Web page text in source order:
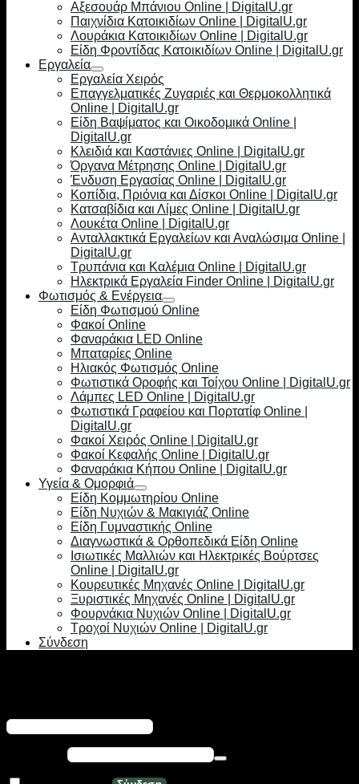
Αξεσουάρ Μπάνιου Online | DigitalU.gr
Παιχνίδια Κατοικιδίων Online | DigitalU.gr
Λουράκια Κατοικιδίων Online | DigitalU.gr
Είδη Φροντίδας Κατοικιδίων Online | DigitalU.gr
Εργαλεία
Εργαλεία Χειρός
Επαγγελματικές Ζυγαριές και Θερμοκολλητικά
Online | DigitalU.gr
Είδη Βαψίματος και Οικοδομικά Online |
DigitalU.gr
Κλειδιά και Καστάνιες Online | DigitalU.gr
Όργανα Μέτρησης Online | DigitalU.gr
Ένδυση Εργασίας Online | DigitalU.gr
Κοπίδια, Πριόνια και Δίσκοι Online | DigitalU.gr
Κατσαβίδια και Λίμες Online | DigitalU.gr
Λουκέτα Online | DigitalU.gr
Ανταλλακτικά Εργαλείων και Αναλώσιμα Online |
DigitalU.gr
Τρυπάνια και Καλέμια Online | DigitalU.gr
Ηλεκτρικά Εργαλεία Finder Online | DigitalU.gr
Φωτισμός & Ενέργεια
Είδη Φωτισμού Online
Φακοί Online
Φαναράκια LED Online
Μπαταρίες Online
Ηλιακός Φωτισμός Online
Φωτιστικά Οροφής και Τοίχου Online | DigitalU.gr
Λάμπες LED Online | DigitalU.gr
Φωτιστικά Γραφείου και Πορτατίφ Online |
DigitalU.gr
Φακοί Χειρός Online | DigitalU.gr
Φακοί Κεφαλής Online | DigitalU.gr
Φαναράκια Κήπου Online | DigitalU.gr
Υγεία & Ομορφιά
Είδη Κομμωτηρίου Online
Είδη Νυχιών & Μακιγιάζ Online
Είδη Γυμναστικής Online
Διαγνωστικά & Ορθοπεδικά Είδη Online
Ισιωτικές Μαλλιών και Ηλεκτρικές Βούρτσες
Online | DigitalU.gr
Κουρευτικές Μηχανές Online | DigitalU.gr
Ξυριστικές Μηχανές Online | DigitalU.gr
Φουρνάκια Νυχιών Online | DigitalU.gr
Τροχοί Νυχιών Online | DigitalU.gr
Σύνδεση
Απαιτείται